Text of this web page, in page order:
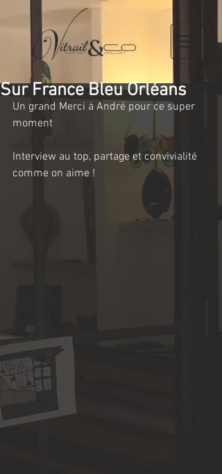
Sur France Bleu Orléans
Un grand Merci à André pour ce super
moment
Interview au top, partage et convivialité
comme on aime !